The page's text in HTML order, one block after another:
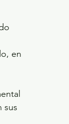
en
sus